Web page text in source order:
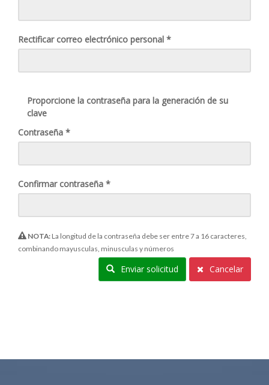
Rectificar correo electrónico personal *
Proporcione la contraseña para la generación de su
clave
Contraseña *
Confirmar contraseña *
NOTA: La longitud de la contraseña debe ser entre 7 a 16 caracteres,
combinando mayusculas, minusculas y números
Cancelar
Enviar solicitud